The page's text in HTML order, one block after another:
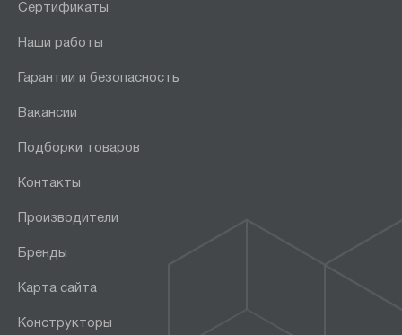
Сертификаты
Наши работы
Гарантии и безопасность
Вакансии
Подборки товаров
Контакты
Производители
Бренды
Карта сайта
Конструкторы